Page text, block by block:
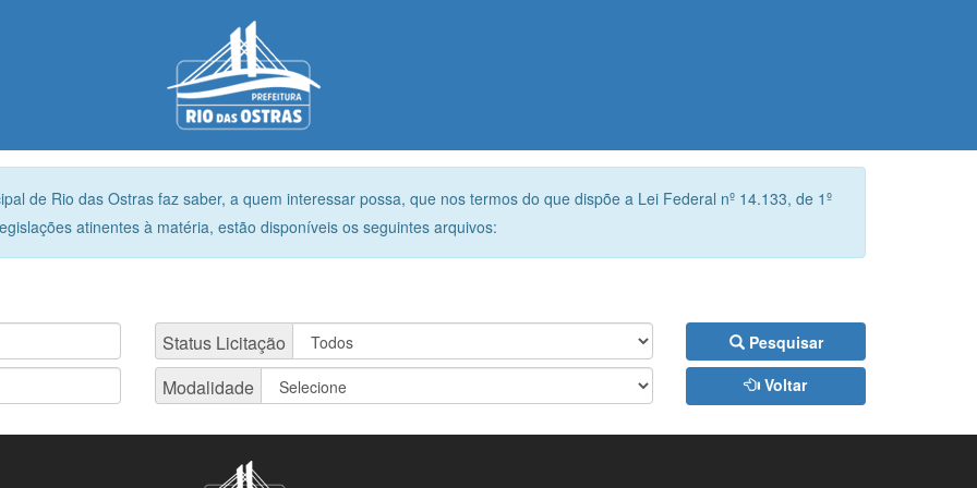
de Rio das Ostras faz saber, a quem interessar possa, que nos termos do que dispõe a Lei Federal nº 14.133, de 1º
atinentes à matéria, estão disponíveis os seguintes arquivos:
Status Licitação Pesquisar
Modalidade Voltar